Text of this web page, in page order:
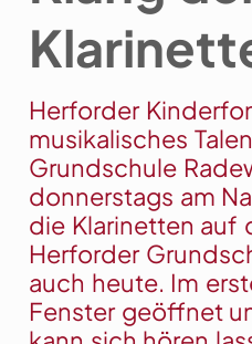
Herforder
musikalisches
Grundschule
donnerstags am
die Klarinetten auf
Herforder
auch heute. Im
Fenster geöffnet